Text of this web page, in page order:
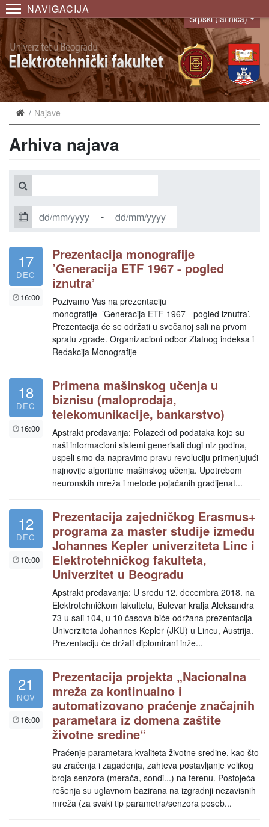
NAVIGACIJA
Language
Srpski (latinica)
Najave
Arhiva najava
-
17
DEC
16:00
Prezentacija monografije
’Generacija ETF 1967 - pogled
iznutra’
Pozivamo Vas na prezentaciju
monografije ’Generacija ETF 1967 - pogled iznutra’.
Prezentacija će se održati u svečanoj sali na prvom
spratu zgrade. Organizacioni odbor Zlatnog indeksa i
Redakcija Monografije
18
DEC
16:00
Primena mašinskog učenja u
biznisu (maloprodaja,
telekomunikacije, bankarstvo)
Apstrakt predavanja: Polazeći od podataka koje su
naši informacioni sistemi generisali dugi niz godina,
uspeli smo da napravimo pravu revoluciju primenjujući
najnovije algoritme mašinskog učenja. Upotrebom
neuronskih mreža i metode pojačanih gradijenat...
12
DEC
10:00
Prezentacija zajedničkog Erasmus+
programa za master studije između
Johannes Kepler univerziteta Linc i
Elektrotehničkog fakulteta,
Univerzitet u Beogradu
Apstrakt predavanja: U sredu 12. decembra 2018. na
Elektrotehničkom fakultetu, Bulevar kralja Aleksandra
73 u sali 104, u 10 časova biće održana prezentacija
Univerziteta Johannes Kepler (JKU) u Lincu, Austrija.
Prezentaciju će držati diplomirani inže...
21
NOV
16:00
Prezentacija projekta „Nacionalna
mreža za kontinualno i
automatizovano praćenje značajnih
parametara iz domena zaštite
životne sredine“
Praćenje parametara kvaliteta životne sredine, kao što
su zračenja i zagađenja, zahteva postavljanje velikog
broja senzora (merača, sondi...) na terenu. Postojeća
rešenja su uglavnom bazirana na izgradnji nezavisnih
mreža (za svaki tip parametra/senzora poseb...